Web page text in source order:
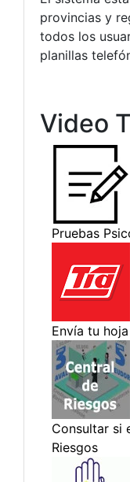
provincias y
todos los
planillas
Video